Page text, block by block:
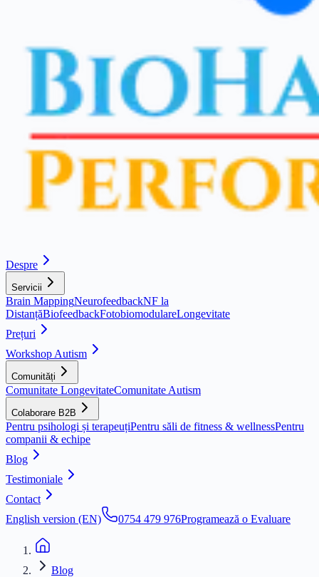
Despre
Servicii
Brain MappingNeurofeedbackNF la
DistanțăBiofeedbackFotobiomodulareLongevitate
Prețuri
Workshop Autism
Comunități
Comunitate LongevitateComunitate Autism
Colaborare B2B
Pentru psihologi și terapeuțiPentru săli de fitness & wellnessPentru
companii & echipe
Blog
Testimoniale
Contact
English version (EN)
0754 479 976Programează o Evaluare
Blog